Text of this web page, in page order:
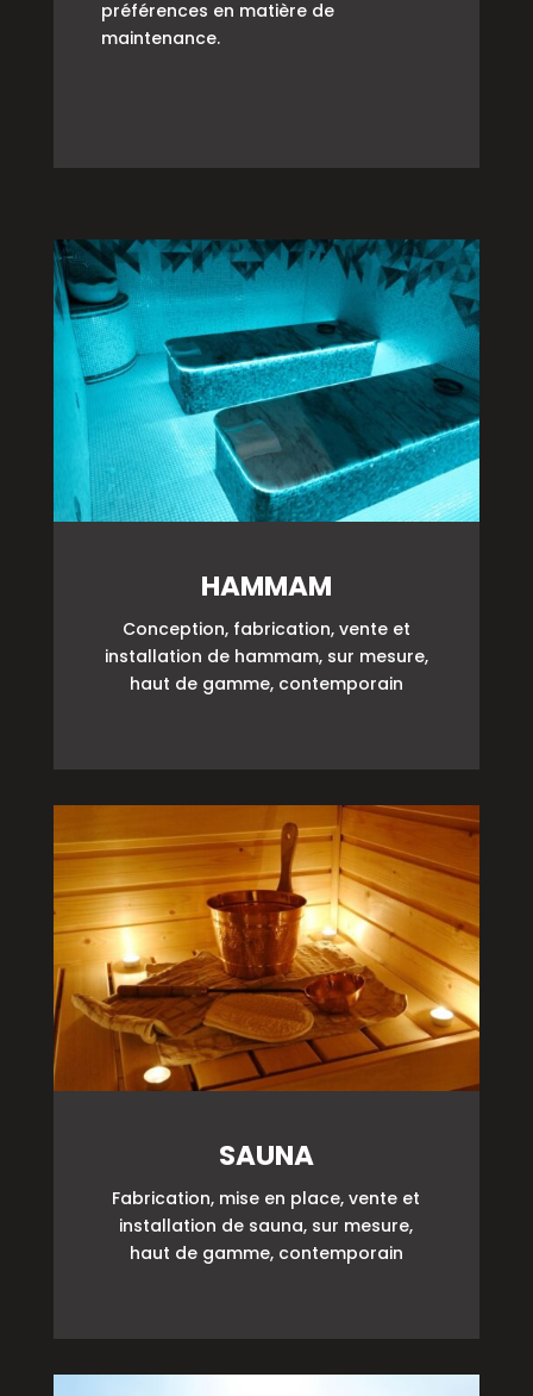
préférences en matière de
maintenance.
HAMMAM
Conception, fabrication, vente et
installation de hammam, sur mesure,
haut de gamme, contemporain
SAUNA
Fabrication, mise en place, vente et
installation de sauna, sur mesure,
haut de gamme, contemporain